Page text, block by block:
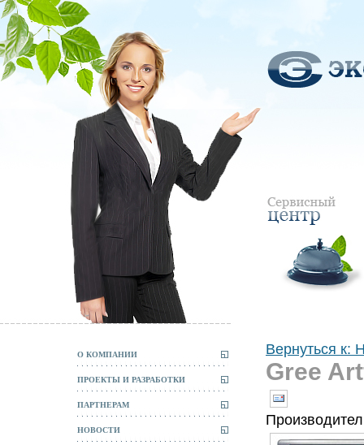
О КОМПАНИИ
ПРОЕКТЫ И РАЗРАБОТКИ
ПАРТНЕРАМ
НОВОСТИ
Вернуться к:
Gree